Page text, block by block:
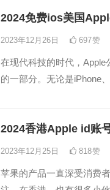
2024免费ios美国
2023年12月26日 697赞
在现代科技的时代，
的一部分。无论是iPhone
2024香港Apple id账
2023年12月25日 818赞
苹果的产品一直深受消费